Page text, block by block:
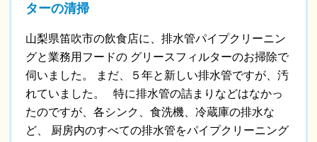
ターの清掃
山梨県笛吹市の飲食店に、排水管パイプクリーニン
グと業務用フードの グリースフィルターのお掃除で
伺いました。 まだ、５年と新しい排水管ですが、汚
れていました。 特に排水管の詰まりなどはなかっ
たのですが、各シンク、食洗機、冷蔵庫の排水な
ど、 厨房内のすべての排水管をパイプクリーニング